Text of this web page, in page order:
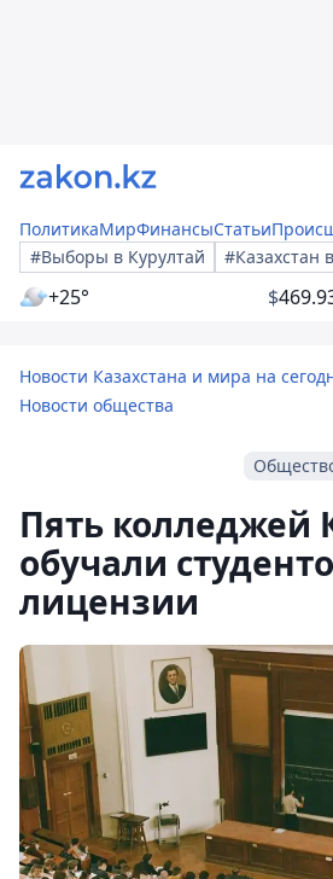
ПолитикаМирФинансыСтатьи
#Выборы в Курултай
#Казахстан
+25° $
Новости Казахстана и мира на
Новости общества
Пять колледжей
обучали
лицензии